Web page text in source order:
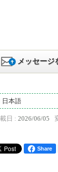
メッセージ
日本語
日 : 2026/06/05
Share